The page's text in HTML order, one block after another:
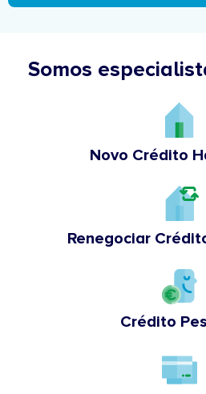
Somos
Novo Crédito
Renegociar
Crédito